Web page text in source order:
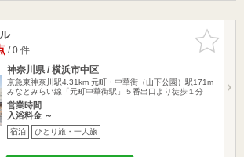
お気に入
りに追加
/ 0 件
神奈川県 / 横浜市中区
京急東神奈川駅4.31km 元町・中華街（山下公園）駅171m
みなとみらい線「元町中華街駅」５番出口より徒歩１分
営業時間
入浴料金 ～
宿泊 ひとり旅・一人旅